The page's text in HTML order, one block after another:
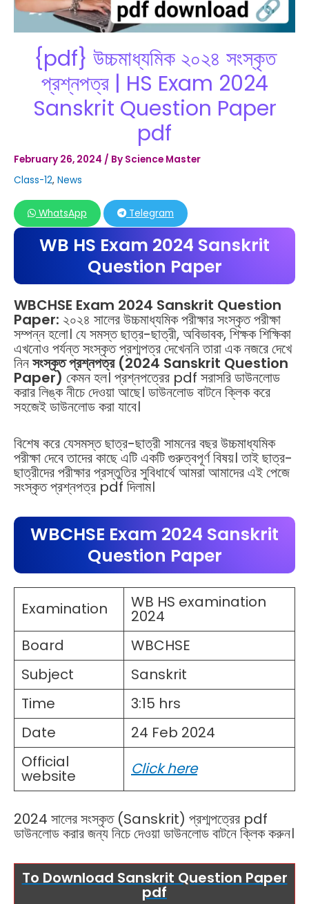
{pdf} উচ্চমাধ্যমিক ২০২৪ সংস্কৃত
প্রশ্নপত্র | HS Exam 2024
Sanskrit Question Paper
pdf
February 26, 2024 / By Science Master
Class-12, News
WhatsApp Telegram
WB HS Exam 2024 Sanskrit
Question Paper
WBCHSE Exam 2024 Sanskrit Question
Paper: ২০২৪ সালের উচ্চমাধ্যমিক পরীক্ষার সংস্কৃত পরীক্ষা
সম্পন্ন হলো। যে সমস্ত ছাত্র-ছাত্রী, অবিভাবক, শিক্ষক শিক্ষিকা
এখনোও পর্যন্ত সংস্কৃত প্রশ্মপত্র দেখেননি তারা এক নজরে দেখে
নিনসংস্কৃত প্রশ্নপত্র (2024 Sanskrit Question
Paper) কেমন হল। প্রশ্নপত্রের pdf সরাসরি ডাউনলোড
করার লিঙ্ক নীচে দেওয়া আছে। ডাউনলোড বাটনে ক্লিক করে
সহজেই ডাউনলোড করা যাবে।
বিশেষ করে যেসমস্ত ছাত্র-ছাত্রী সামনের বছর উচ্চমাধ্যমিক
পরীক্ষা দেবে তাদের কাছে এটি একটি গুরুত্বপূর্ণ বিষয়। তাই ছাত্র-
ছাত্রীদের পরীক্ষার প্রস্তুতির সুবিধার্থে আমরা আমাদের এই পেজে
সংস্কৃত প্রশ্নপত্র pdf দিলাম।
WBCHSE Exam 2024 Sanskrit
Question Paper
Examination WB HS examination
2024
Board
WBCHSE
Subject
Sanskrit
Time
3:15 hrs
Date
24 Feb 2024
Official
website Click here
2024 সালের সংস্কৃত (Sanskrit) প্রশ্মপত্রের pdf
ডাউনলোড করার জন্য নিচে দেওয়া ডাউনলোড বাটনে ক্লিক করুন।
To Download Sanskrit Question Paper
pdf